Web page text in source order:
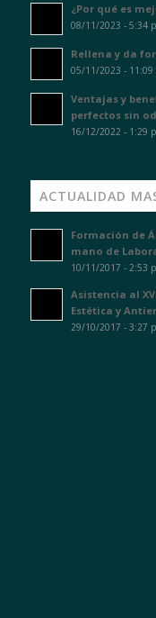
¿Por qué es
08/11/2023 - 5:34
Rellena y da
05/11/2023 - 11:09
Ventajas y
perfectos sin
16/12/2022 - 1:29
ACTUALIDAD
Formación de
mano de
10/11/2017 - 2:53
Asistencia al
Estética y
29/10/2017 - 3:27